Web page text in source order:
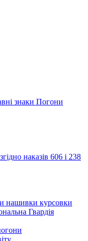
знаки Погони
наказів 606 і 238
нашивки курсовки
Гвардія